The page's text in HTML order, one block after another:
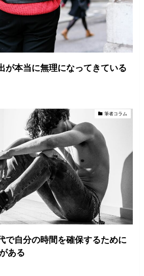
が本当に無理になってきている
筆者コラム
で自分の時間を確保するために
ある